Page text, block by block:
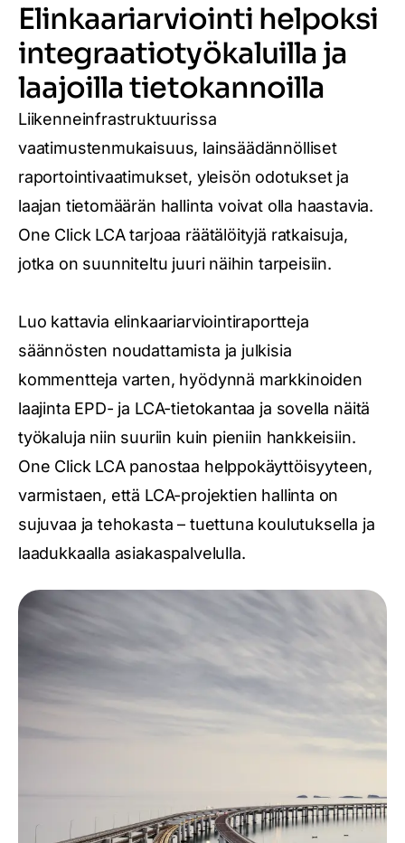
Elinkaariarviointi helpoksi
integraatiotyökaluilla ja
laajoilla tietokannoilla
Liikenneinfrastruktuurissa
vaatimustenmukaisuus, lainsäädännölliset
raportointivaatimukset, yleisön odotukset ja
laajan tietomäärän hallinta voivat olla haastavia.
One Click LCA tarjoaa räätälöityjä ratkaisuja,
jotka on suunniteltu juuri näihin tarpeisiin.
Luo kattavia elinkaariarviointiraportteja
säännösten noudattamista ja julkisia
kommentteja varten, hyödynnä markkinoiden
laajinta EPD- ja LCA-tietokantaa ja sovella näitä
työkaluja niin suuriin kuin pieniin hankkeisiin.
One Click LCA panostaa helppokäyttöisyyteen,
varmistaen, että LCA-projektien hallinta on
sujuvaa ja tehokasta – tuettuna koulutuksella ja
laadukkaalla asiakaspalvelulla.